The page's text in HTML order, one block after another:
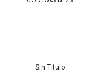
Sin Título